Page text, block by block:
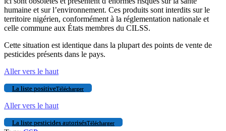
humaine et sur l’environnement. Ces produits sont interdits sur le
territoire nigérien, conformément à la réglementation nationale et
celle commune aux États membres du CILSS.
Cette situation est identique dans la plupart des points de vente de
pesticides présents dans le pays.
Aller vers le haut
La liste positiveTélécharger
Aller vers le haut
La liste pesticides autorisésTélécharger